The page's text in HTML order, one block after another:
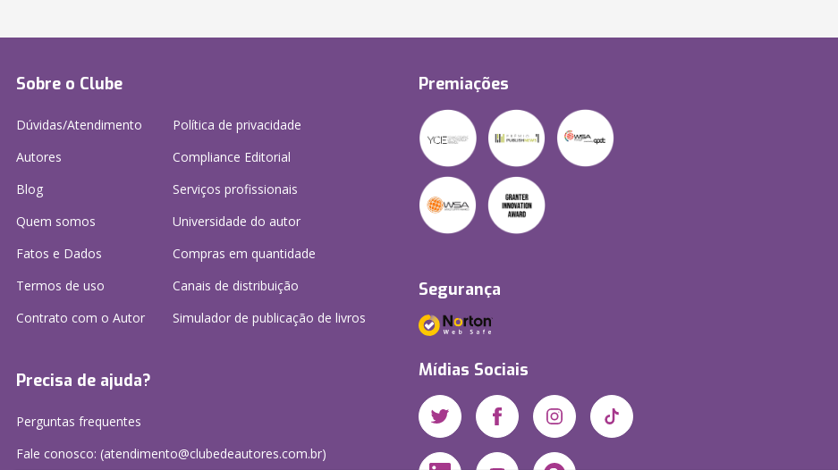
Sobre o Clube
Dúvidas/Atendimento
Autores
Blog
Quem somos
Fatos e Dados
Termos de uso
Contrato com o Autor
Política de privacidade
Compliance Editorial
Serviços profissionais
Universidade do autor
Compras em quantidade
Canais de distribuição
Simulador de publicação de livros
Precisa de ajuda?
Perguntas frequentes
Fale conosco: (atendimento@clubedeautores.com.br)
Premiações
Segurança
Mídias Sociais